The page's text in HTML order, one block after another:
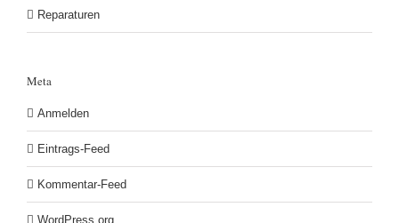
Reparaturen
Meta
Anmelden
Eintrags-Feed
Kommentar-Feed
WordPress.org